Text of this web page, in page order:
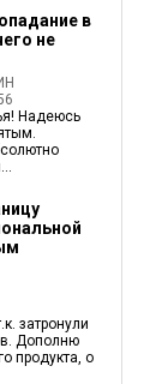
в
не
Надеюсь
затронули
Дополню
продукта, о